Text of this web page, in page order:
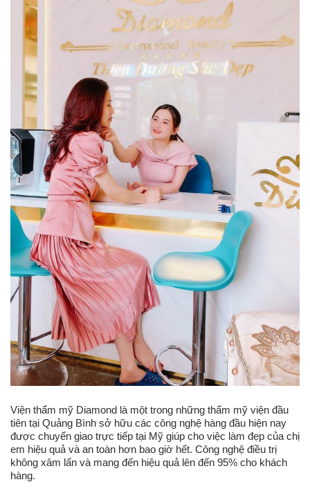
Viện thẩm mỹ Diamond là một trong những thẩm mỹ viện đầu
tiên tại Quảng Bình sở hữu các công nghệ hàng đầu hiện nay
được chuyển giao trực tiếp tại Mỹ giúp cho việc làm đẹp của chị
em hiệu quả và an toàn hơn bao giờ hết. Công nghệ điều trị
không xâm lấn và mang đến hiệu quả lên đến 95% cho khách
hàng.